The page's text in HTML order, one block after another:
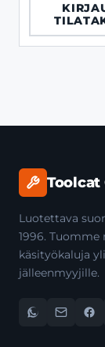
Toolcat
Luotettava
1996.
käsityökaluja
jälleenmyyjille.